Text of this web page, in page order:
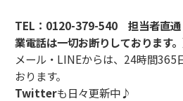
TEL： 0120-379-540 担当者直通
業電話は一切お断りしております。
メール・LINEからは、24時間365
おります。
Twitterも日々更新中♪